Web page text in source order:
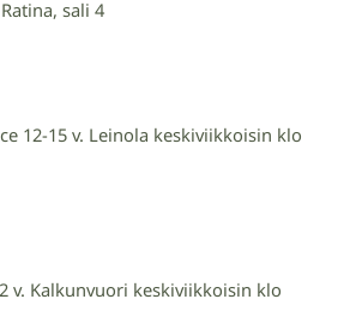
sali 4
12-15 v. Leinola keskiviikkoisin klo
v. Kalkunvuori keskiviikkoisin klo